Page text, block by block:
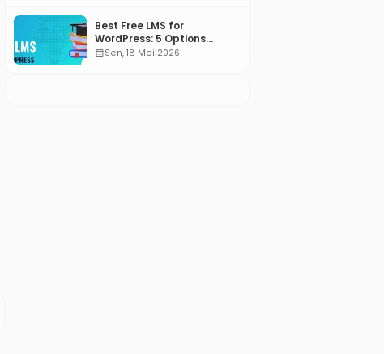
Best Free LMS for
WordPress: 5 Options
Compared for 2026
calendar_monthSen, 18 Mei 2026